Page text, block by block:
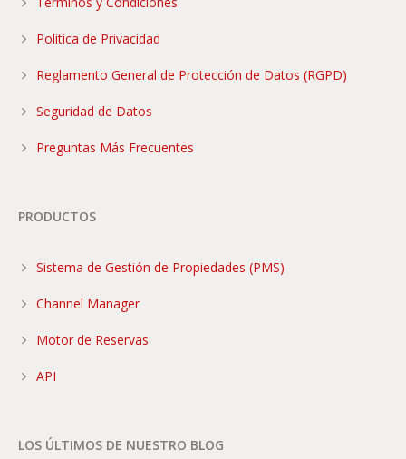
Politica de Privacidad
Reglamento General de Protección de Datos (RGPD)
Seguridad de Datos
Preguntas Más Frecuentes
PRODUCTOS
Sistema de Gestión de Propiedades (PMS)
Channel Manager
Motor de Reservas
API
LOS ÚLTIMOS DE NUESTRO BLOG